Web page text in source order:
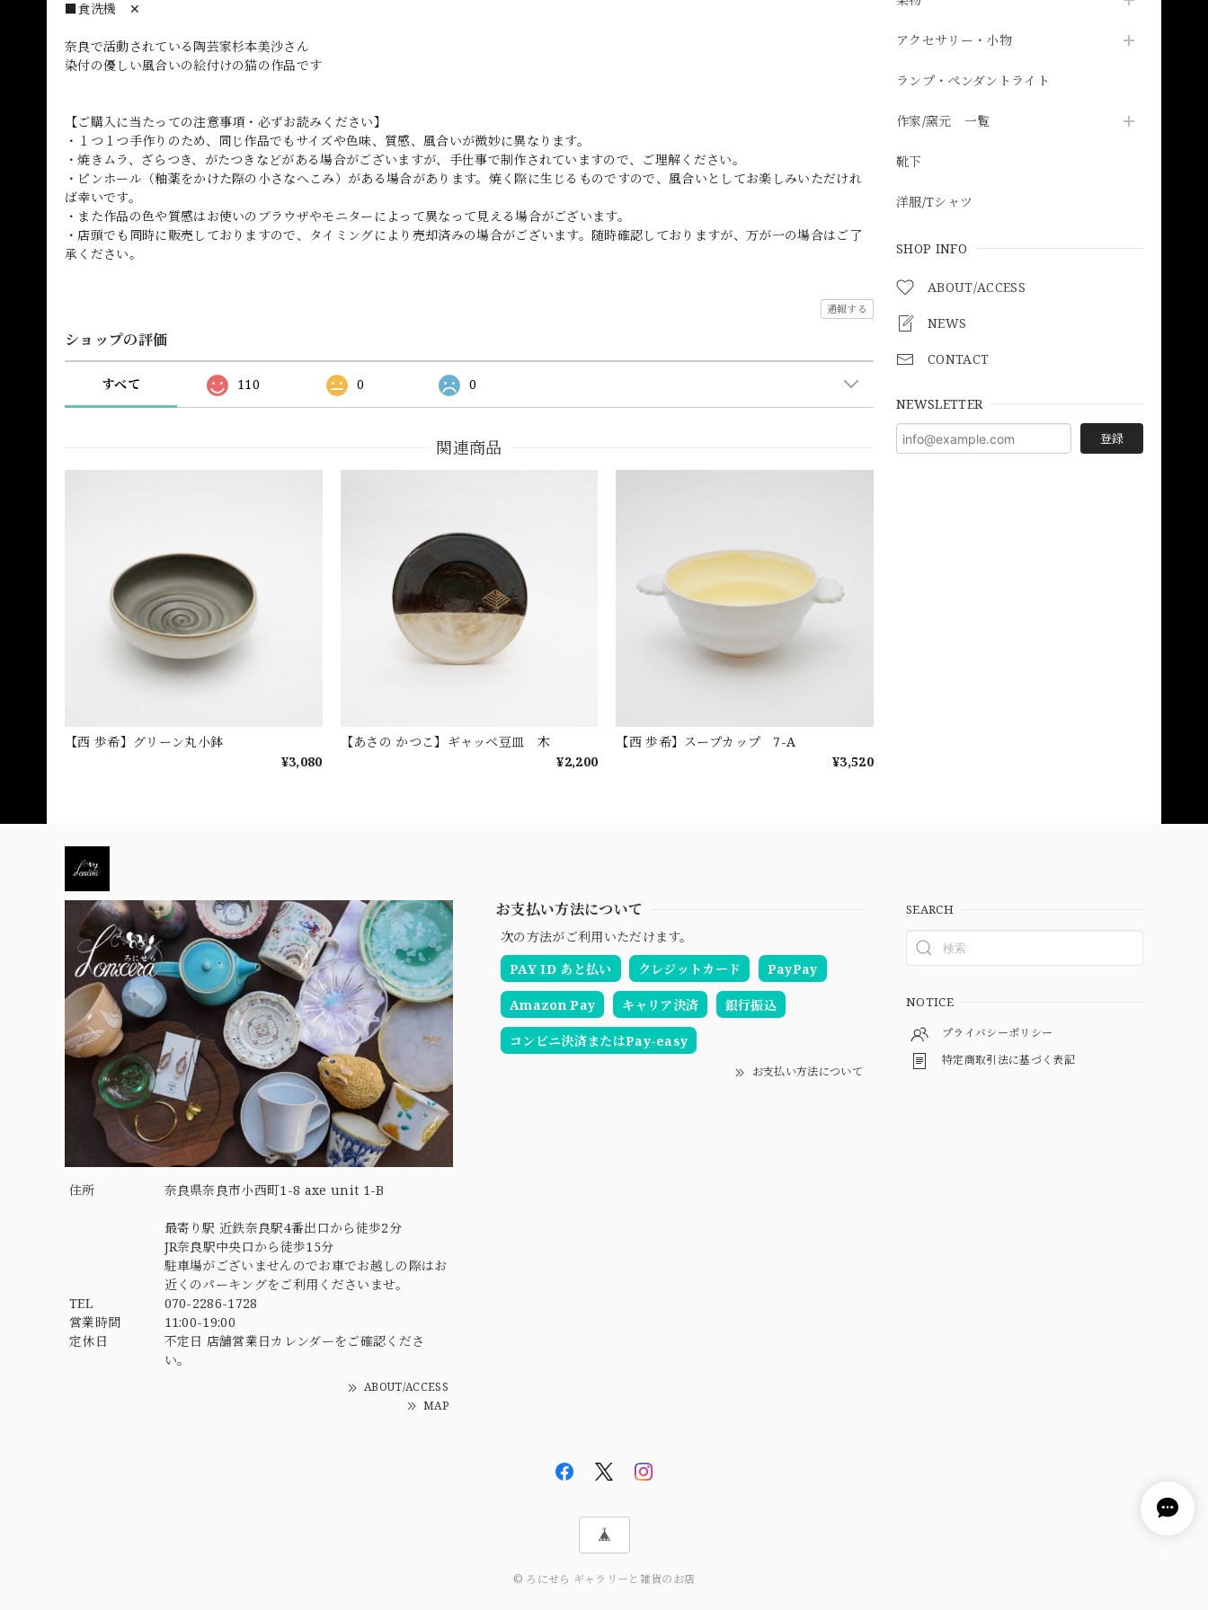
アクセサリー・小物
ランプ・ペンダントライト
作家/窯元 一覧
靴下
洋服/Tシャツ
SHOP INFO
ABOUT/ACCESS
NEWS
CONTACT
NEWSLETTER
登録
■食洗機 ✕
奈良で活動されている陶芸家杉本美沙さん
染付の優しい風合いの絵付けの猫の作品です
【ご購入に当たっての注意事項・必ずお読みください】
・１つ１つ手作りのため、同じ作品でもサイズや色味、質感、風合いが微妙に異なります。
・焼きムラ、ざらつき、がたつきなどがある場合がございますが、手仕事で制作されていますので、ご理解ください。
・ピンホール（釉薬をかけた際の小さなへこみ）がある場合があります。焼く際に生じるものですので、風合いとしてお楽しみいただけれ
ば幸いです。
・また作品の色や質感はお使いのブラウザやモニターによって異なって見える場合がございます。
・店頭でも同時に販売しておりますので、タイミングにより売却済みの場合がございます。随時確認しておりますが、万が一の場合はご了
承ください。
通報する
ショップの評価
すべて 110 0 0
関連商品
【西 歩希】グリーン丸小鉢
¥3,080
【あさの かつこ】ギャッベ豆皿 木
¥2,200
【西 歩希】スープカップ 7-A
¥3,520
住所 奈良県奈良市小西町1-8 axe unit 1-B
最寄り駅 近鉄奈良駅4番出口から徒歩2分
JR奈良駅中央口から徒歩15分
駐車場がございませんのでお車でお越しの際はお
近くのパーキングをご利用くださいませ。
TEL
070-2286-1728
営業時間
11:00-19:00
定休日
不定日 店舗営業日カレンダーをご確認くださ
い。
ABOUT/ACCESS
MAP
お支払い方法について
次の方法がご利用いただけます。
PAY ID あと払い
クレジットカード PayPay
Amazon Pay キャリア決済 銀行振込
コンビニ決済またはPay-easy
お支払い方法について
SEARCH
NOTICE
プライバシーポリシー
特定商取引法に基づく表記
© ろにせら ギャラリーと雑貨のお店